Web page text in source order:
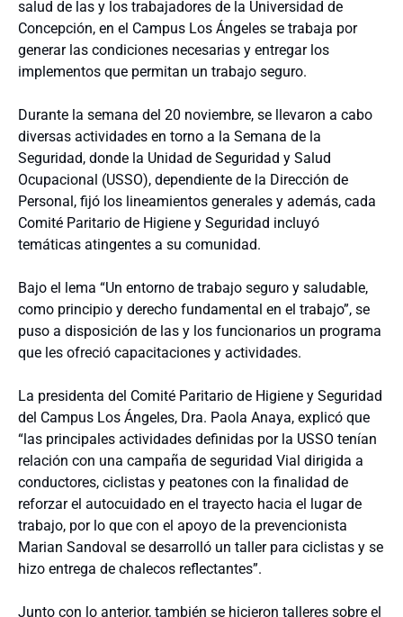
salud de las y los trabajadores de la Universidad de
Concepción, en el Campus Los Ángeles se trabaja por
generar las condiciones necesarias y entregar los
implementos que permitan un trabajo seguro.
Durante la semana del 20 noviembre, se llevaron a cabo
diversas actividades en torno a la Semana de la
Seguridad, donde la Unidad de Seguridad y Salud
Ocupacional (USSO), dependiente de la Dirección de
Personal, fijó los lineamientos generales y además, cada
Comité Paritario de Higiene y Seguridad incluyó
temáticas atingentes a su comunidad.
Bajo el lema “Un entorno de trabajo seguro y saludable,
como principio y derecho fundamental en el trabajo”, se
puso a disposición de las y los funcionarios un programa
que les ofreció capacitaciones y actividades.
La presidenta del Comité Paritario de Higiene y Seguridad
del Campus Los Ángeles, Dra. Paola Anaya, explicó que
“las principales actividades definidas por la USSO tenían
relación con una campaña de seguridad Vial dirigida a
conductores, ciclistas y peatones con la finalidad de
reforzar el autocuidado en el trayecto hacia el lugar de
trabajo, por lo que con el apoyo de la prevencionista
Marian Sandoval se desarrolló un taller para ciclistas y se
hizo entrega de chalecos reflectantes”.
Junto con lo anterior, también se hicieron talleres sobre el